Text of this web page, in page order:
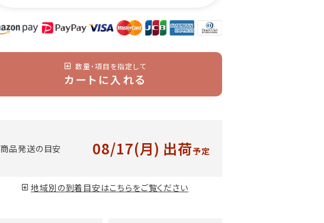
数量・項目を指定して
カートに入れる
商品発送の目安 08/17(月) 出荷予定
地域別の到着目安はこちらをご覧ください